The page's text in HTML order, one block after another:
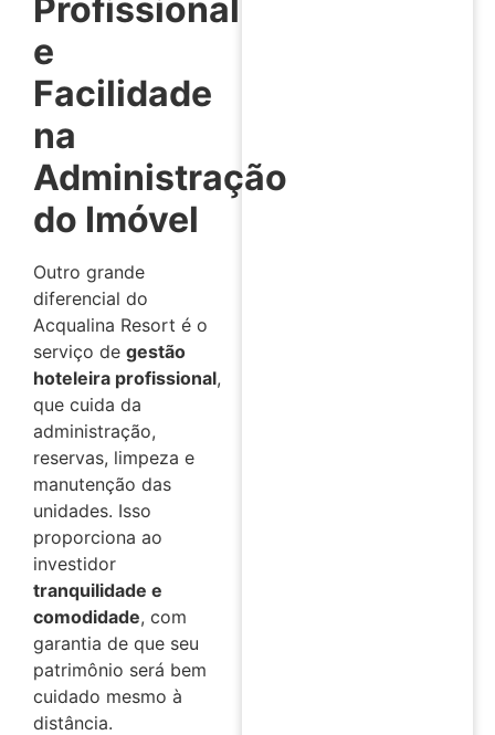
Profissional
e
Facilidade
na
Administração
do Imóvel
Outro grande
diferencial do
Acqualina Resort é o
serviço de gestão
hoteleira profissional,
que cuida da
administração,
reservas, limpeza e
manutenção das
unidades. Isso
proporciona ao
investidor
tranquilidade e
comodidade, com
garantia de que seu
patrimônio será bem
cuidado mesmo à
distância.